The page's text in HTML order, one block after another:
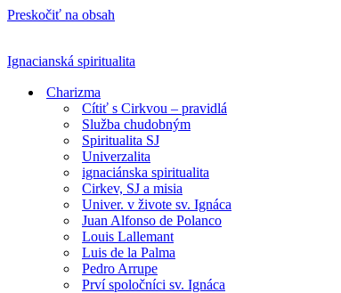
Preskočiť na obsah
Ignacianská spiritualita
Charizma
Cítiť s Cirkvou – pravidlá
Služba chudobným
Spiritualita SJ
Univerzalita
ignaciánska spiritualita
Cirkev, SJ a misia
Univer. v živote sv. Ignáca
Juan Alfonso de Polanco
Louis Lallemant
Luis de la Palma
Pedro Arrupe
Prví spoločníci sv. Ignáca